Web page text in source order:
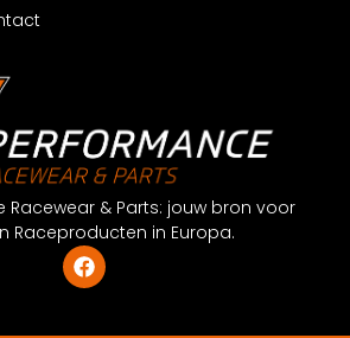
Racewear & Parts: jouw bron voor
Raceproducten in Europa.